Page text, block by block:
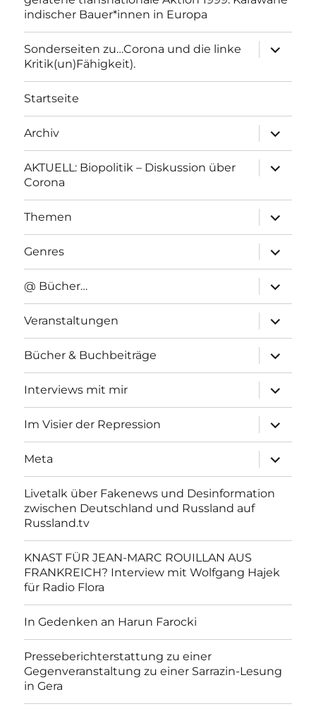
indischer Bauer*innen in Europa
Sonderseiten zu…Corona und die linke
Kritik(un)Fähigkeit).
anzeigen
Startseite
Archiv
anzeigen
AKTUELL: Biopolitik – Diskussion über
Corona
anzeigen
Themen
anzeigen
Genres
anzeigen
@ Bücher…
anzeigen
Veranstaltungen
anzeigen
Bücher & Buchbeiträge
anzeigen
Interviews mit mir
anzeigen
Im Visier der Repression
anzeigen
Meta
anzeigen
Livetalk über Fakenews und Desinformation
zwischen Deutschland und Russland auf
Russland.tv
KNAST FÜR JEAN-MARC ROUILLAN AUS
FRANKREICH? Interview mit Wolfgang Hajek
für Radio Flora
In Gedenken an Harun Farocki
Presseberichterstattung zu einer
Gegenveranstaltung zu einer Sarrazin-Lesung
in Gera